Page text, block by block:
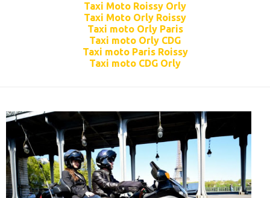
Taxi Moto Roissy Orly
Taxi Moto Orly Roissy
Taxi moto Orly Paris
Taxi moto Orly CDG
Taxi moto Paris Roissy
Taxi moto CDG Orly